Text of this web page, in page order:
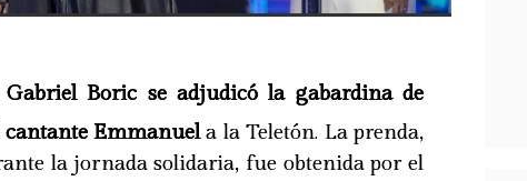
Gabriel Boric se adjudicó la gabardina de
cantante Emmanuela la Teletón. La prenda,
la jornada solidaria, fue obtenida por el